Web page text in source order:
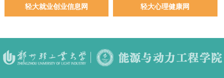
轻大就业创业信息网 轻大心理健康网